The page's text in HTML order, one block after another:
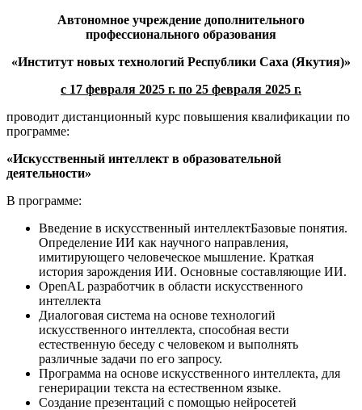
Автономное учреждение дополнительного
профессионального образования
«Институт новых технологий Республики Саха (Якутия)»
с 17 февраля 2025 г. по 25 февраля 2025 г.
проводит дистанционный курс повышения квалификации по
программе:
«Искусственный интеллект в образовательной
деятельности»
В программе:
Введение в искусственный интеллектБазовые понятия.
Определение ИИ как научного направления,
имитирующего человеческое мышление. Краткая
история зарождения ИИ. Основные составляющие ИИ.
OpenAL разработчик в области искусственного
интеллекта
Диалоговая система на основе технологий
искусственного интеллекта, способная вести
естественную беседу с человеком и выполнять
различные задачи по его запросу.
Программа на основе искусственного интеллекта, для
генерирации текста на естественном языке.
Создание презентаций с помощью нейросетей